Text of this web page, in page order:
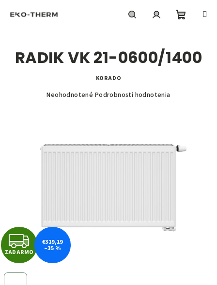
košík
RADIK VK 21-0600/1400
KORADO
Priemerné
z
5
Neohodnotené Podrobnosti hodnotenia
Z
A
ZADARMO
€319,19
–35 %